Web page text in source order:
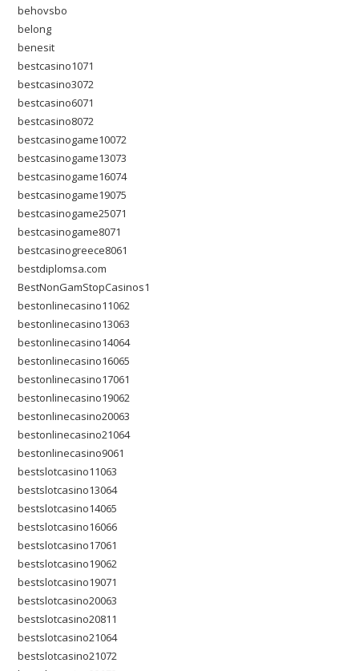
behovsbo
belong
benesit
bestcasino1071
bestcasino3072
bestcasino6071
bestcasino8072
bestcasinogame10072
bestcasinogame13073
bestcasinogame16074
bestcasinogame19075
bestcasinogame25071
bestcasinogame8071
bestcasinogreece8061
bestdiplomsa.com
BestNonGamStopCasinos1
bestonlinecasino11062
bestonlinecasino13063
bestonlinecasino14064
bestonlinecasino16065
bestonlinecasino17061
bestonlinecasino19062
bestonlinecasino20063
bestonlinecasino21064
bestonlinecasino9061
bestslotcasino11063
bestslotcasino13064
bestslotcasino14065
bestslotcasino16066
bestslotcasino17061
bestslotcasino19062
bestslotcasino19071
bestslotcasino20063
bestslotcasino20811
bestslotcasino21064
bestslotcasino21072